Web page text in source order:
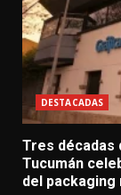
DESTACADAS
Tres décadas
Tucumán
del packaging